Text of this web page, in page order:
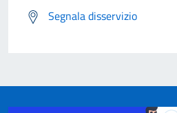
Segnala disservizio